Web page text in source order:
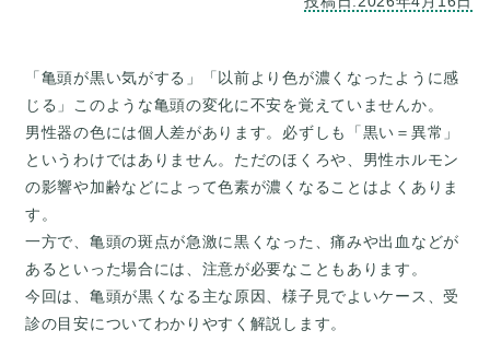
「亀頭が黒い気がする」「以前より色が濃くなったように感
じる」このような亀頭の変化に不安を覚えていませんか。
男性器の色には個人差があります。必ずしも「黒い＝異常」
というわけではありません。ただのほくろや、男性ホルモン
の影響や加齢などによって色素が濃くなることはよくありま
す。
一方で、亀頭の斑点が急激に黒くなった、痛みや出血などが
あるといった場合には、注意が必要なこともあります。
今回は、亀頭が黒くなる主な原因、様子見でよいケース、受